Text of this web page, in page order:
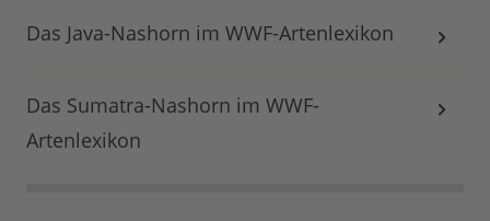
Das Java-Nashorn im WWF-Artenlexikon
Das Sumatra-Nashorn im WWF-
Artenlexikon